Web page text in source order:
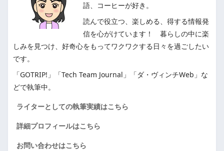
語、コーヒーが好き。
読んで役立つ、楽しめる、得する情報発
信を心がけています！ 暮らしの中に楽
しみを見つけ、好奇心をもってワクワクする日々を過ごしたい
です。
「GOTRIP!」「Tech Team Journal」「ダ・ヴィンチWeb」な
どで執筆中。
ライターとしての執筆実績はこちら
詳細プロフィールはこちら
お問い合わせはこちら